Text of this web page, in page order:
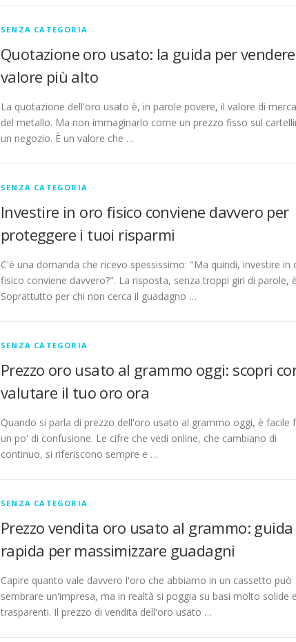
SENZA CATEGORIA
Quotazione oro usato: la guida per
valore più alto
La quotazione dell'oro usato è, in parole povere, il valore di
del metallo. Ma non immaginarlo come un prezzo fisso sul
un negozio. È un valore che …
SENZA CATEGORIA
Investire in oro fisico conviene davvero per
proteggere i tuoi risparmi
C'è una domanda che ricevo spessissimo: "Ma quindi, investire in
fisico conviene davvero?". La risposta, senza troppi giri di parole,
Soprattutto per chi non cerca il guadagno …
SENZA CATEGORIA
Prezzo oro usato al grammo oggi: scopri
valutare il tuo oro ora
Quando si parla di prezzo dell'oro usato al grammo oggi, è facile
un po' di confusione. Le cifre che vedi online, che cambiano di
continuo, si riferiscono sempre e …
SENZA CATEGORIA
Prezzo vendita oro usato al grammo: guida
rapida per massimizzare guadagni
Capire quanto vale davvero l'oro che abbiamo in un cassetto può
sembrare un'impresa, ma in realtà si poggia su basi molto solide e
trasparenti. Il prezzo di vendita dell'oro usato …